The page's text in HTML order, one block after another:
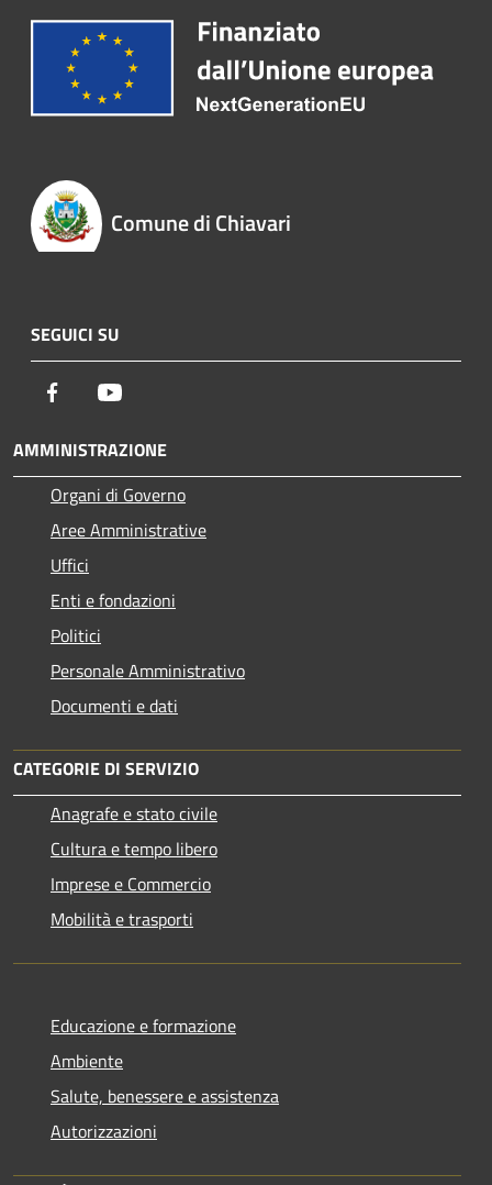
Comune di Chiavari
SEGUICI SU
Facebook
AMMINISTRAZIONE
Organi di Governo
Aree Amministrative
Uffici
Enti e fondazioni
Politici
Personale Amministrativo
Documenti e dati
CATEGORIE DI SERVIZIO
Anagrafe e stato civile
Cultura e tempo libero
Imprese e Commercio
Mobilità e trasporti
Educazione e formazione
Ambiente
Salute, benessere e assistenza
Autorizzazioni